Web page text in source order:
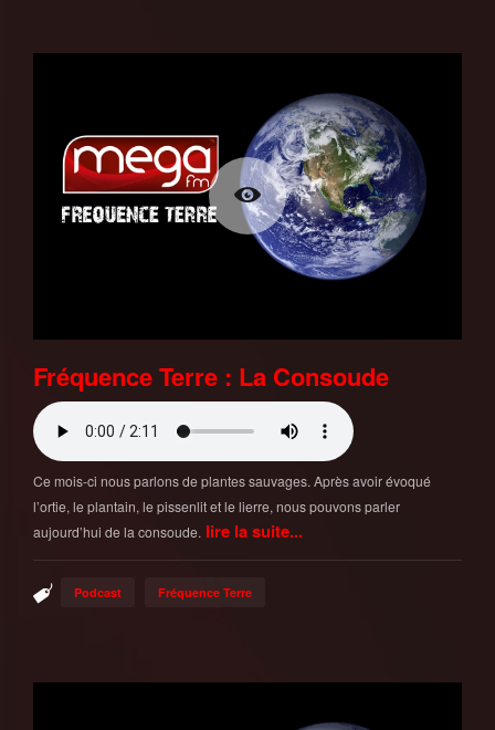
Fréquence Terre : La Consoude
Ce mois-ci nous parlons de plantes sauvages. Après avoir évoqué
l’ortie, le plantain, le pissenlit et le lierre, nous pouvons parler
aujourd’hui de la consoude. lire la suite...
Podcast Fréquence Terre